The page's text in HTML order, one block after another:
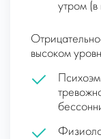
утром (в
высоком